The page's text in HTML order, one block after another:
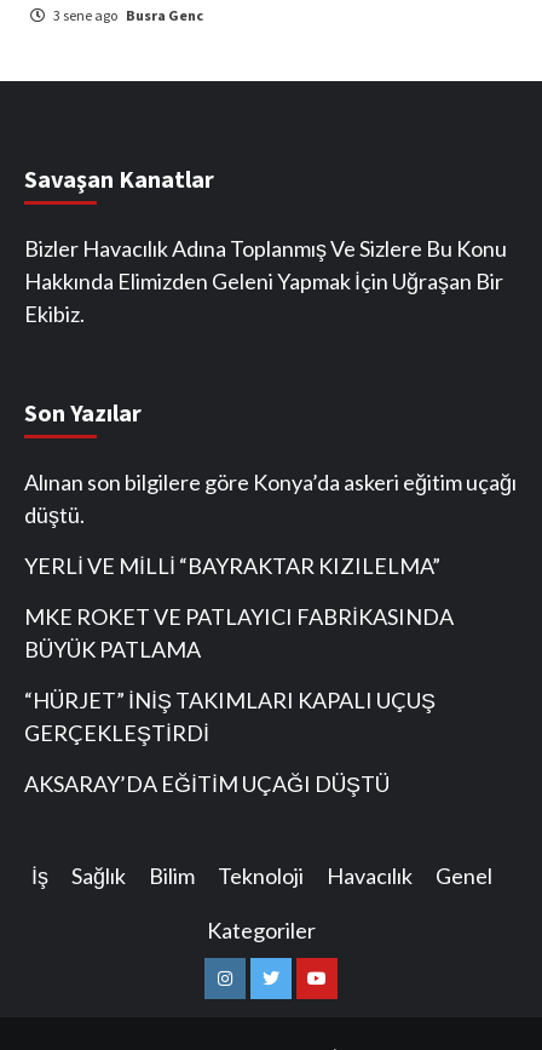
3 sene ago Busra Genc
Savaşan Kanatlar
Bizler Havacılık Adına Toplanmış Ve Sizlere Bu Konu
Hakkında Elimizden Geleni Yapmak İçin Uğraşan Bir
Ekibiz.
Son Yazılar
Alınan son bilgilere göre Konya’da askeri eğitim uçağı
düştü.
YERLİ VE MİLLİ “BAYRAKTAR KIZILELMA”
MKE ROKET VE PATLAYICI FABRİKASINDA
BÜYÜK PATLAMA
“HÜRJET” İNİŞ TAKIMLARI KAPALI UÇUŞ
GERÇEKLEŞTİRDİ
AKSARAY’DA EĞİTİM UÇAĞI DÜŞTÜ
İş Sağlık Bilim Teknoloji Havacılık Genel
Kategoriler
InstagramTwitterYoutube